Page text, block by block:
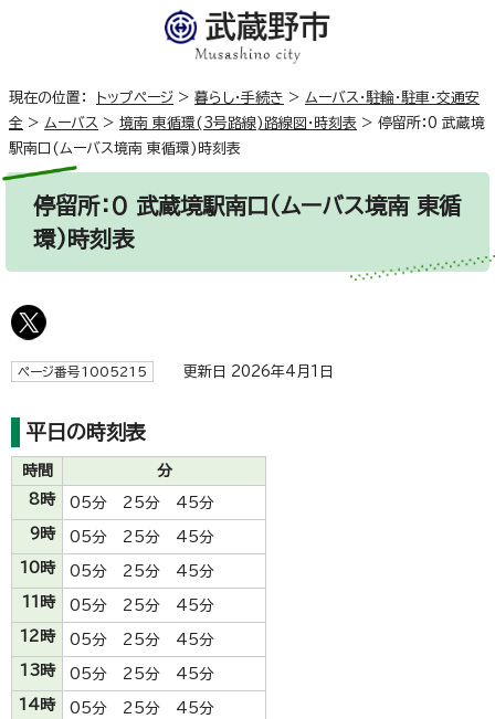
現在の位置： トップページ > 暮らし・手続き > ムーバス・駐輪・駐車・交通安
全 > ムーバス > 境南 東循環(3号路線)路線図・時刻表 > 停留所：0 武蔵境
駅南口(ムーバス境南 東循環)時刻表
停留所：0 武蔵境駅南口(ムーバス境南 東循
環)時刻表
ページ番号1005215 更新日 2026年4月1日
平日の時刻表
時間
分
8時
05分 25分 45分
9時
05分 25分 45分
10時
05分 25分 45分
11時
05分 25分 45分
12時
05分 25分 45分
13時
05分 25分 45分
14時
05分 25分 45分